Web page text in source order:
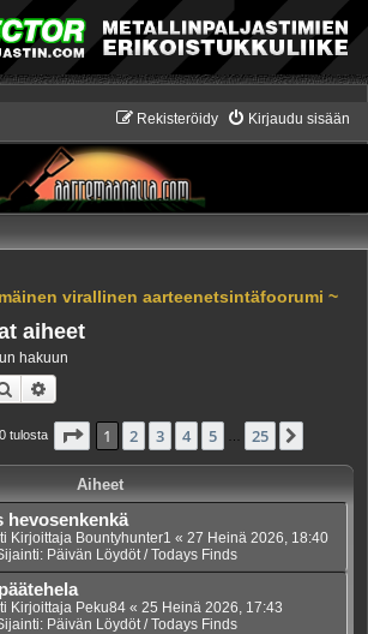
Kirjaudu sisään
Rekisteröidy
virallinen aarteenetsintäfoorumi ~
aiheet
hakuun
Etsi
tulosta Sivu /25
1 2 3 4 5 25
Aiheet
hevosenkenkä
Kirjoittaja Bountyhunter1 « 27 Heinä 2026, 18:40
Päivän Löydöt / Todays Finds
Kirjoittaja Peku84 « 25 Heinä 2026, 17:43
Päivän Löydöt / Todays Finds